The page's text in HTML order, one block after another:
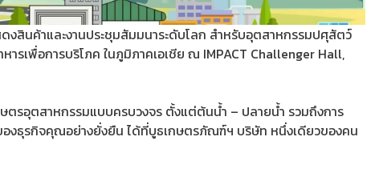
งสินค้าและงานประชุมสัมมนาระดับโลก สำหรับอุตสาหกรรมปศุสัตว์
รเพื่อการบริโภค ในภูมิภาคเอเชีย ณ IMPACT Challenger Hall,
รอุตสาหกรรมแบบครบวงจร ตั้งแต่ต้นน้ำ – ปลายน้ำ รวมถึงการ
งธุรกิจคุณอย่างยั่งยืน ได้ที่บูธเกษตรภัณฑ์ฯ บริษัท หนึ่งเดียวของคน